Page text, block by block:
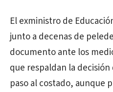
El exministro de
junto a decenas de
documento ante los
que respaldan la
paso al costado, aunque